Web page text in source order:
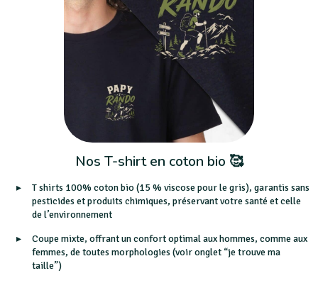
Nos T-shirt en coton bio 🥰
T shirts 100% coton bio (15 % viscose pour le gris), garantis sans
pesticides et produits chimiques, préservant votre santé et celle
de l’environnement
Coupe mixte, offrant un confort optimal aux hommes, comme aux
femmes, de toutes morphologies (voir onglet “je trouve ma
taille”)